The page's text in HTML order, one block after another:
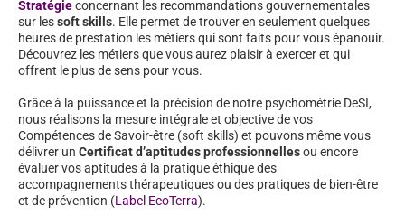
Stratégieconcernant les recommandations gouvernementales
sur lessoft skills. Elle permet de trouver en seulement quelques
heures de prestation les métiers qui sont faits pour vous épanouir.
Découvrez les métiers que vous aurez plaisir à exercer et qui
offrent le plus de sens pour vous.
Grâce à la puissance et la précision de notre psychométrie DeSI,
nous réalisons la mesure intégrale et objective de vos
Compétences de Savoir-être (soft skills) et pouvons même vous
délivrer un Certificat d’aptitudes professionnellesou encore
évaluer vos aptitudes à la pratique éthique des
accompagnements thérapeutiques ou des pratiques de bien-être
et de prévention (Label EcoTerra).